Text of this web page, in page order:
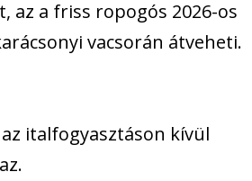
az a friss ropogós 2026-os
vacsorán átveheti.
italfogyasztáson kívül